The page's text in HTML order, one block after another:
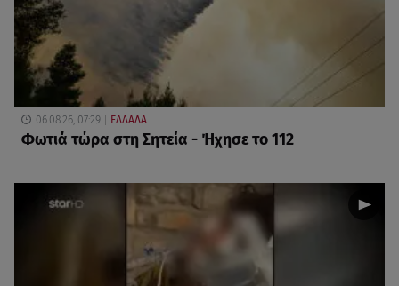
06.08.26, 07:29 ΕΛΛΑΔΑ
Φωτιά τώρα στη Σητεία - Ήχησε το 112